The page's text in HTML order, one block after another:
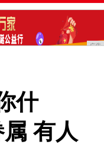
广告
什
有人